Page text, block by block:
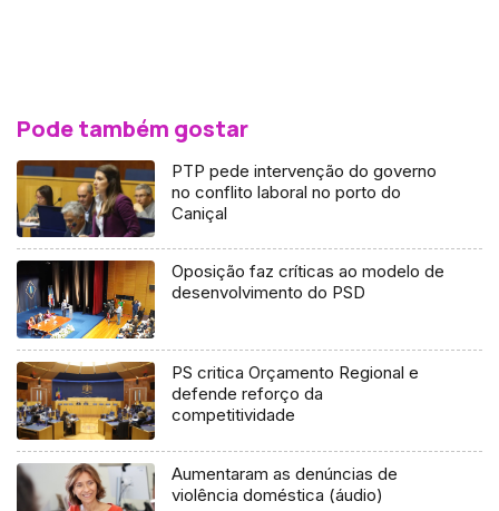
Pode também gostar
PTP pede intervenção do governo
no conflito laboral no porto do
Caniçal
Oposição faz críticas ao modelo de
desenvolvimento do PSD
PS critica Orçamento Regional e
defende reforço da
competitividade
Aumentaram as denúncias de
violência doméstica (áudio)